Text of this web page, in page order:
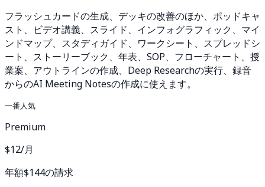
フラッシュカードの生成、デッキの改善のほか、ポッドキャ
スト、ビデオ講義、スライド、インフォグラフィック、マイ
ンドマップ、スタディガイド、ワークシート、スプレッドシ
ート、ストーリーブック、年表、SOP、フローチャート、授
業案、アウトラインの作成、Deep Researchの実行、録音
からのAI Meeting Notesの作成に使えます。
一番人気
Premium
$12/月
年額$144の請求